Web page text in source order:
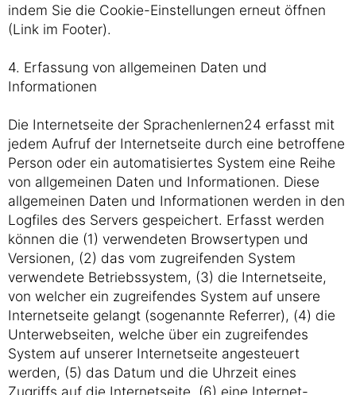
indem Sie die Cookie-Einstellungen erneut öffnen
(Link im Footer).
4. Erfassung von allgemeinen Daten und
Informationen
Die Internetseite der Sprachenlernen24 erfasst mit
jedem Aufruf der Internetseite durch eine betroffene
Person oder ein automatisiertes System eine Reihe
von allgemeinen Daten und Informationen. Diese
allgemeinen Daten und Informationen werden in den
Logfiles des Servers gespeichert. Erfasst werden
können die (1) verwendeten Browsertypen und
Versionen, (2) das vom zugreifenden System
verwendete Betriebssystem, (3) die Internetseite,
von welcher ein zugreifendes System auf unsere
Internetseite gelangt (sogenannte Referrer), (4) die
Unterwebseiten, welche über ein zugreifendes
System auf unserer Internetseite angesteuert
werden, (5) das Datum und die Uhrzeit eines
Zugriffs auf die Internetseite, (6) eine Internet-